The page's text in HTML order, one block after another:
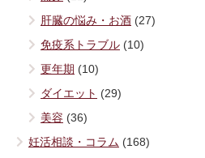
肝臓の悩み・お酒 (27)
免疫系トラブル (10)
更年期 (10)
ダイエット (29)
美容 (36)
妊活相談・コラム (168)